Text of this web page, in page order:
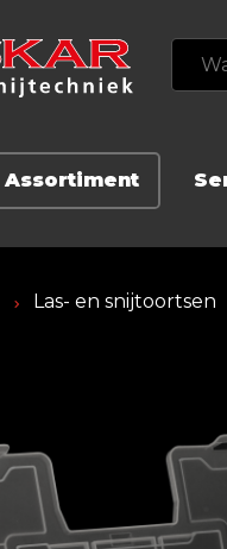
Assortiment
Las- en snijtoortsen